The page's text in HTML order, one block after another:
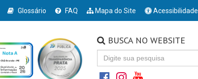
Glossário FAQ Mapa do Site Acessibilidade
BUSCA NO WEBSITE